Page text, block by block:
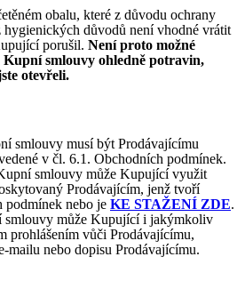
obalu, které z důvodu ochrany
hygienických důvodů není vhodné vrátit
porušil. Není proto možné
Kupní smlouvy ohledně potravin,
otevřeli.
smlouvy musí být Prodávajícímu
v čl. 6.1. Obchodních podmínek.
smlouvy může Kupující využit
Prodávajícím, jenž tvoří
nebo je KE STAŽENÍ ZDE.
smlouvy může Kupující i jakýmkoliv
prohlášením vůči Prodávajícímu,
mailu nebo dopisu Prodávajícímu.